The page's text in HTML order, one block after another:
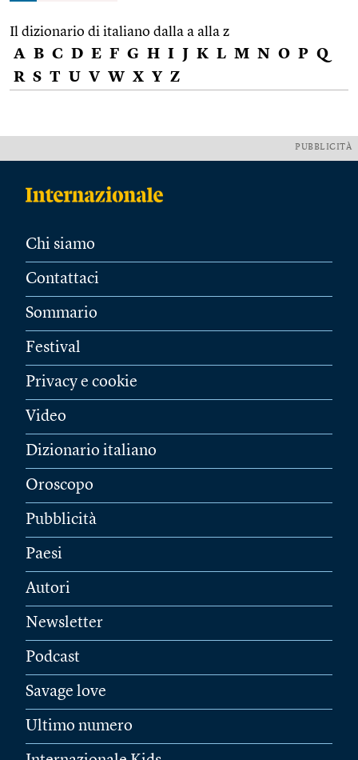
Il dizionario di italiano dalla a alla z
A B C D E F G H I J K L M N O P Q
R S T U V W X Y Z
PUBBLICITÀ
Chi siamo
Contattaci
Sommario
Festival
Privacy e cookie
Video
Dizionario italiano
Oroscopo
Pubblicità
Paesi
Autori
Newsletter
Podcast
Savage love
Ultimo numero